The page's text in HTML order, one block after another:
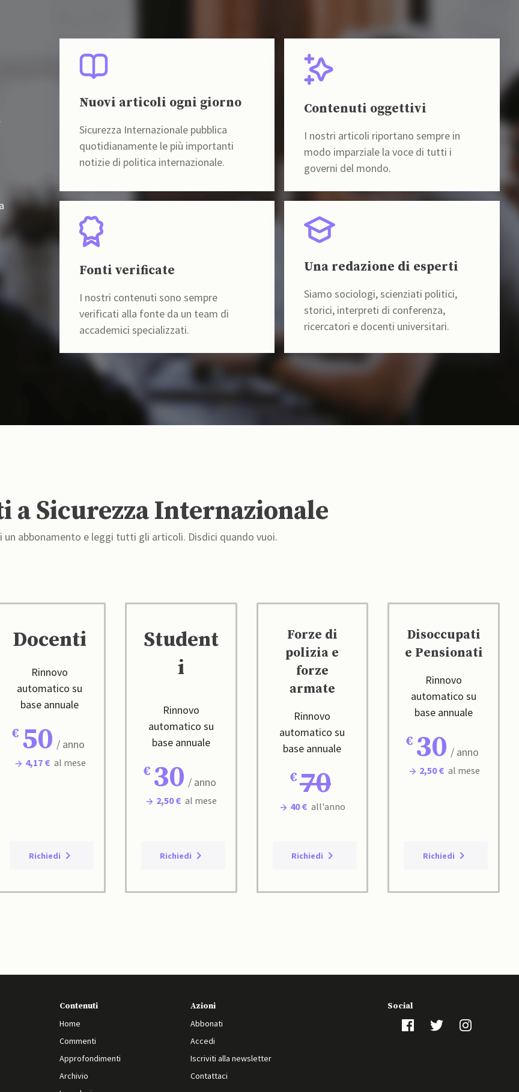
Nuovi articoli ogni giorno
Sicurezza Internazionale pubblica
quotidianamente le più importanti
notizie di politica internazionale.
Contenuti oggettivi
I nostri articoli riportano sempre in
modo imparziale la voce di tutti i
governi del mondo.
Fonti verificate
I nostri contenuti sono sempre
verificati alla fonte da un team di
accademici specializzati.
Una redazione di esperti
Siamo sociologi, scienziati politici,
storici, interpreti di conferenza,
ricercatori e docenti universitari.
a Sicurezza Internazionale
un abbonamento e leggi tutti gli articoli. Disdici quando vuoi.
Docenti
Rinnovo
automatico su
base annuale
50 / anno
4,17 € al mese
Richiedi
Student
i
Rinnovo
automatico su
base annuale
30 / anno
2,50 € al mese
Richiedi
Forze di
polizia e
forze
armate
Rinnovo
automatico su
base annuale
70
40 € all'anno
Richiedi
Disoccupati
e Pensionati
Rinnovo
automatico su
base annuale
30 / anno
2,50 € al mese
Richiedi
Contenuti
Home
Commenti
Approfondimenti
Archivio
Azioni
Abbonati
Accedi
Iscriviti alla newsletter
Contattaci
Social